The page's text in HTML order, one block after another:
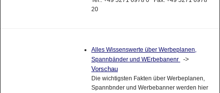
20
Alles Wissenswerte über Werbeplanen,
Spannbänder und WErbebanenr
->
Vorschau
Die wichtigsten Fakten über Werbeplanen,
Spannbnder und Werbebanner werden hier